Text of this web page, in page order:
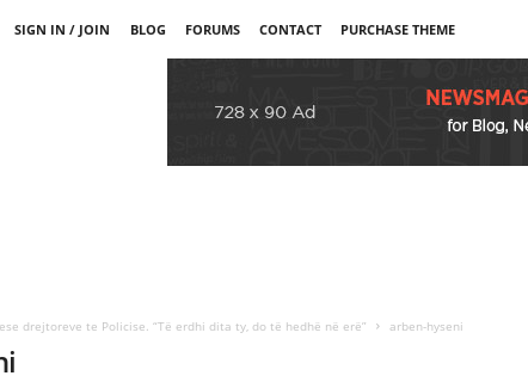
SIGN IN / JOIN BLOG FORUMS CONTACT PURCHASE THEME
drejtoreve te Policise. “Të erdhi dita ty, do të hedhë në erë” arben-hyseni